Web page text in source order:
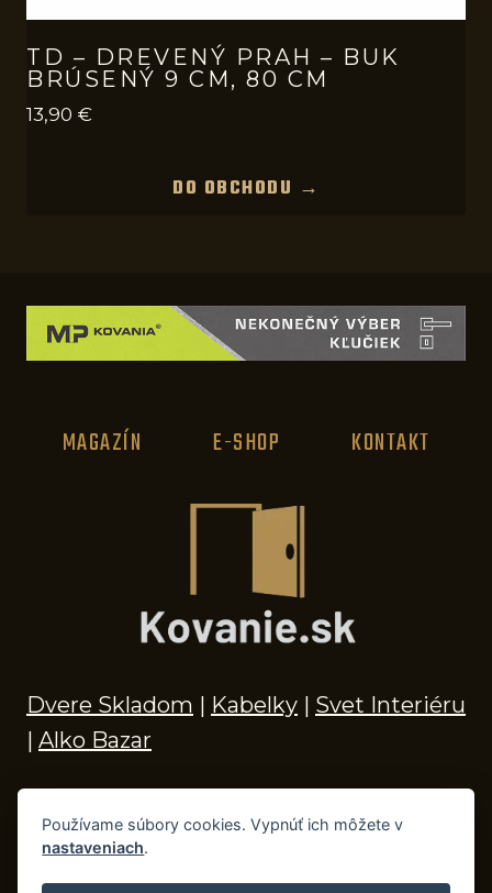
TD – DREVENÝ PRAH – BUK
BRÚSENÝ 9 CM, 80 CM
13,90 €
DO OBCHODU →
MAGAZÍN E-SHOP KONTAKT
Dvere Skladom | Kabelky | Svet Interiéru
| Alko Bazar
© 2026 Kľučky na dvere, madlá, kovania,
Používame súbory cookies. Vypnúť ich môžete v
nastaveniach.